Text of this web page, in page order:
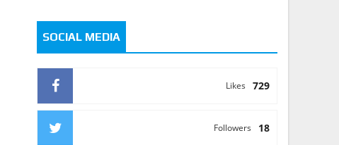
SOCIAL MEDIA
729
Likes
18
Followers